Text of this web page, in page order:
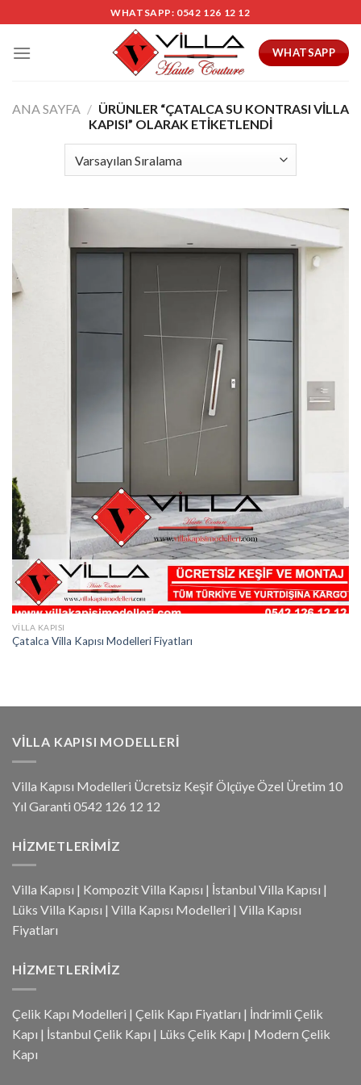
to
content
WHATSAPP: 0542 126 12 12
WHATSAPP
ANA SAYFA / ÜRÜNLER “ÇATALCA SU KONTRASI VILLA
KAPISI” OLARAK ETIKETLENDI
VILLA KAPISI
Çatalca Villa Kapısı Modelleri Fiyatları
VILLA KAPISI MODELLERI
Villa Kapısı Modelleri Ücretsiz Keşif Ölçüye Özel Üretim 10
Yıl Garanti 0542 126 12 12
HIZMETLERIMIZ
Villa Kapısı | Kompozit Villa Kapısı | İstanbul Villa Kapısı |
Lüks Villa Kapısı | Villa Kapısı Modelleri | Villa Kapısı
Fiyatları
HIZMETLERIMIZ
Çelik Kapı Modelleri | Çelik Kapı Fiyatları | İndrimli Çelik
Kapı | İstanbul Çelik Kapı | Lüks Çelik Kapı | Modern Çelik
Kapı